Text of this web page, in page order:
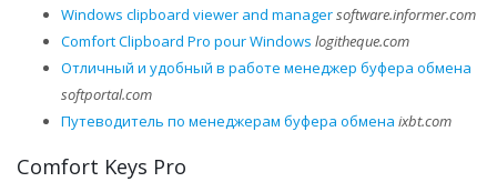
Windows clipboard viewer and managersoftware.informer.com
Comfort Clipboard Pro pour Windows logitheque.com
Отличный и удобный в работе менеджер буфера обмена
softportal.com
Путеводитель по менеджерам буфера обмена ixbt.com
Comfort Keys Pro